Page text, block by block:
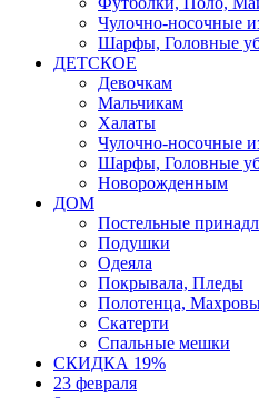
Чулочно-носочные
Шарфы, Головные
ДЕТСКОЕ
Девочкам
Мальчикам
Халаты
Чулочно-носочные
Шарфы, Головные
Новорожденным
ДОМ
Постельные
Подушки
Одеяла
Покрывала, Пледы
Полотенца,
Скатерти
Спальные мешки
СКИДКА 19%
23 февраля